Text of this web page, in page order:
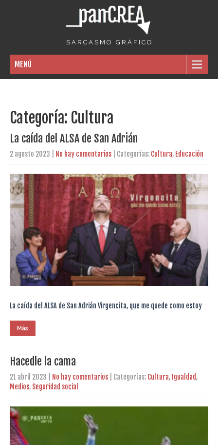
S A R C A S M O G R Á F I C O
MENÚ
Categoría: Cultura
La caída del ALSA de San Adrián
2 agosto 2023 No hay comentarios | Categorías: Cultura, Educación
La caída del ALSA de San Adrián Virgencita, que me quede como estoy
Más
Hacedle la cama
21 abril 2023 No hay comentarios | Categorías: Cultura, Igualdad,
Medios, Seguridad social